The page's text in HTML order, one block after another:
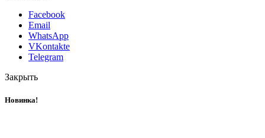
Facebook
Email
WhatsApp
VKontakte
Telegram
Закрыть
Новинка!